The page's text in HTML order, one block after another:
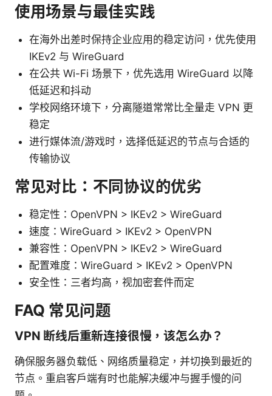
使用场景与最佳实践
在海外出差时保持企业应用的稳定访问，优先使用
IKEv2 与 WireGuard
在公共 Wi-Fi 场景下，优先选用 WireGuard 以降
低延迟和抖动
学校网络环境下，分离隧道常常比全量走 VPN 更
稳定
进行媒体流/游戏时，选择低延迟的节点与合适的
传输协议
常见对比：不同协议的优劣
稳定性：OpenVPN > IKEv2 > WireGuard
速度：WireGuard > IKEv2 > OpenVPN
兼容性：OpenVPN > IKEv2 > WireGuard
配置难度：WireGuard > IKEv2 > OpenVPN
安全性：三者均高，视加密套件而定
FAQ 常见问题
VPN 断线后重新连接很慢，该怎么办？
确保服务器负载低、网络质量稳定，并切换到最近的
节点。重启客户端有时也能解决缓冲与握手慢的问